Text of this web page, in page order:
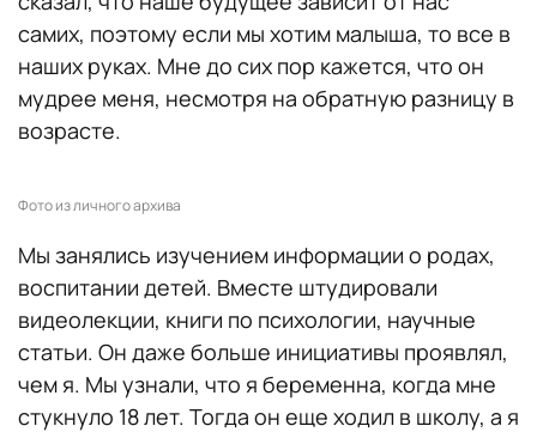
самих, поэтому если мы хотим малыша, то все в
наших руках. Мне до сих пор кажется, что он
мудрее меня, несмотря на обратную разницу в
возрасте.
Фото из личного архива
Мы занялись изучением информации о родах,
воспитании детей. Вместе штудировали
видеолекции, книги по психологии, научные
статьи. Он даже больше инициативы проявлял,
чем я. Мы узнали, что я беременна, когда мне
стукнуло 18 лет. Тогда он еще ходил в школу, а я